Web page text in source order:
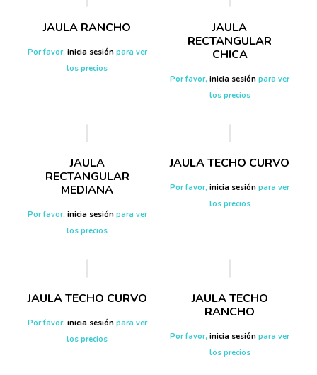
JAULA RANCHO
Por favor, inicia sesiónpara ver
los precios
JAULA
RECTANGULAR
CHICA
Por favor,inicia sesión para ver
los precios
JAULA
RECTANGULAR
MEDIANA
Por favor, inicia sesiónpara ver
los precios
JAULA TECHO CURVO
Por favor,inicia sesión para ver
los precios
JAULA TECHO CURVO
Por favor, inicia sesiónpara ver
los precios
JAULA TECHO
RANCHO
Por favor,inicia sesión para ver
los precios